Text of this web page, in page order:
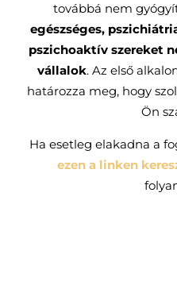
továbbá nem
egészséges,
pszichoaktív szereket
vállalok. Az első
határozza meg, hogy
Ön
Ha esetleg elakadna a
ezen a linken